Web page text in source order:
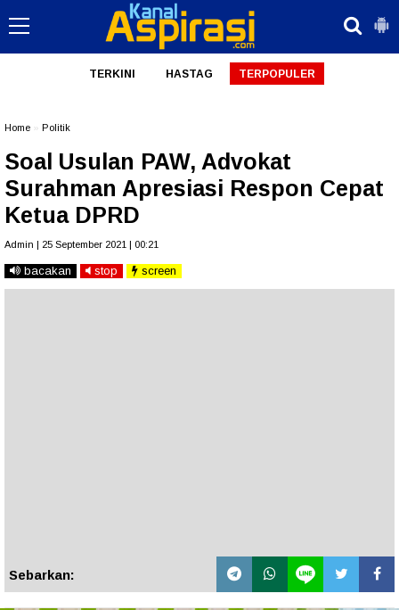
TERKINI HASTAG TERPOPULER
Home Politik
Soal Usulan PAW, Advokat
Surahman Apresiasi Respon Cepat
Ketua DPRD
Admin | 25 September 2021 | 00:21
bacakan stop screen
Sebarkan: